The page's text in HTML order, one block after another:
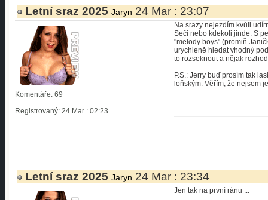
Letní sraz 2025 Jaryn 24 Mar : 23:07
Komentáře: 69
Registrovaný: 24 Mar : 02:23
Na srazy nejezdím kvůli
Seči nebo kdekoli jinde. S
"melody boys" (promiň
urychleně hledat vhodný
to rozseknout a nějak
P.S.: Jerry buď prosím tak
loňským. Věřím, že nejsem
Letní sraz 2025 Jaryn 24 Mar : 23:34
Jen tak na první ránu ...